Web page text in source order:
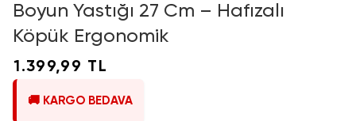
Boyun Yastığı 27 Cm – Hafızalı
Köpük Ergonomik
1.399,99 TL
🚚 KARGO BEDAVA